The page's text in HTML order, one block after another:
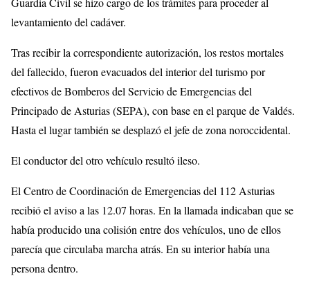
levantamiento del cadáver.
Tras recibir la correspondiente autorización, los restos mortales
del fallecido, fueron evacuados del interior del turismo por
efectivos de Bomberos del Servicio de Emergencias del
Principado de Asturias (SEPA), con base en el parque de Valdés.
Hasta el lugar también se desplazó el jefe de zona noroccidental.
El conductor del otro vehículo resultó ileso.
El Centro de Coordinación de Emergencias del 112 Asturias
recibió el aviso a las 12.07 horas. En la llamada indicaban que se
había producido una colisión entre dos vehículos, uno de ellos
parecía que circulaba marcha atrás. En su interior había una
persona dentro.